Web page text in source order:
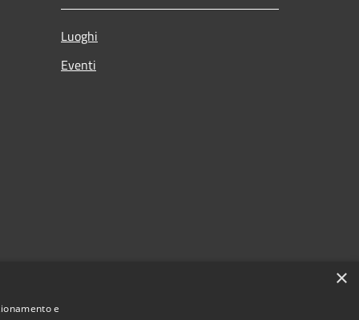
Luoghi
Eventi
×
e